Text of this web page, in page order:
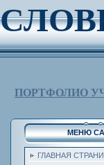
ПОРТФОЛИО
МЕНЮ
ГЛАВНАЯ